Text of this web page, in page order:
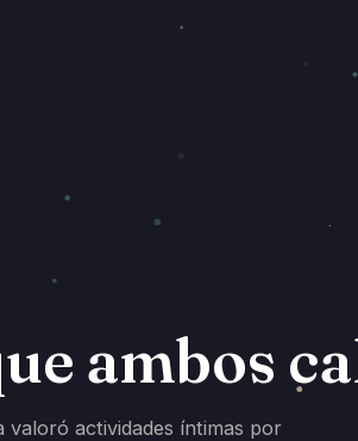
ambos
valoró actividades íntimas por